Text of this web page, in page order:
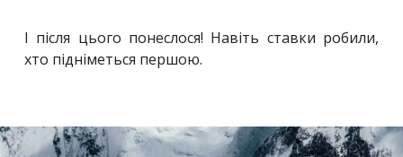
І після цього понеслося! Навіть ставки робили,
хто підніметься першою.